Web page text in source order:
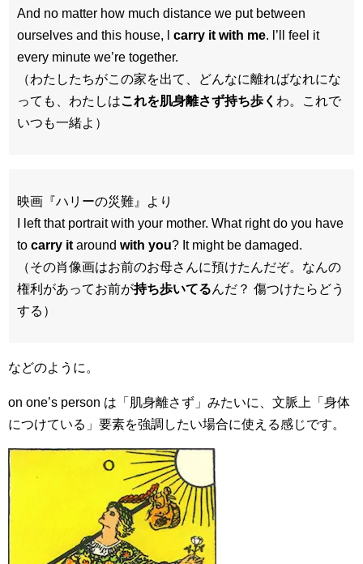
And no matter how much distance we put between
ourselves and this house, l carry it with me. l’ll feel it
every minute we’re together.
（わたしたちがこの家を出て、どんなに離ればなれにな
っても、わたしはこれを肌身離さず持ち歩く わ。これで
いつも一緒よ）
映画『ハリーの災難』より
I left that portrait with your mother. What right do you have
to carry it around with you? It might be damaged.
（その肖像画はお前のお母さんに預けたんだぞ。なんの
権利があってお前が持ち歩いてるんだ？ 傷つけたらどう
する）
などのように。
on one’s person は「肌身離さず」みたいに、文脈上「身体
につけている」要素を強調したい場合に使える感じです。